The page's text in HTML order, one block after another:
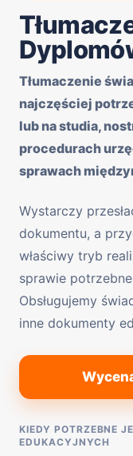
Tłumaczenie
najczęściej
lub na studia,
procedurach
sprawach
Wystarczy
dokumentu, a
właściwy tryb
sprawie
Obsługujemy
inne dokumenty
KIEDY POTRZEBNE
EDUKACYJNYCH